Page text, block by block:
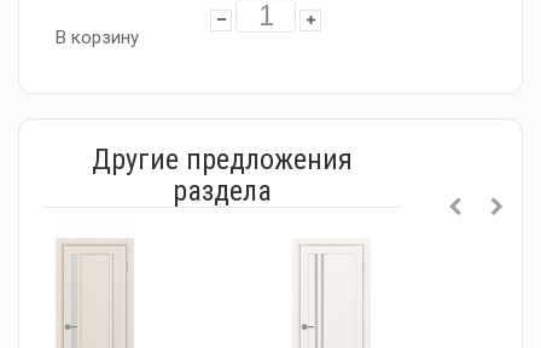
В корзину
Другие предложения
раздела